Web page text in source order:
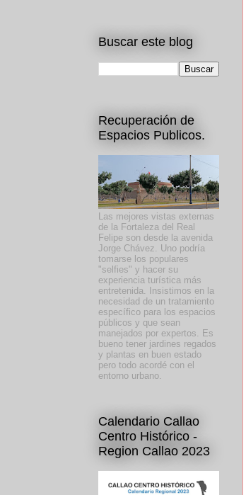
Buscar este blog
Recuperación de
Espacios Publicos.
Las mejores vistas externas
de la Fortaleza del Real
Felipe son desde la avenida
Jorge Chávez. Uno podría
tomarse los populares
"selfies" y hacer su
experiencia turística más
entretenida. Insistimos en la
necesidad de un tratamiento
específico para los espacios
públicos y que sean
manejados por expertos. Es
bueno tener jardines regados
y plantas en buen estado
pero todo acordé con el
entorno urbano.
Calendario Callao
Centro Histórico -
Region Callao 2023